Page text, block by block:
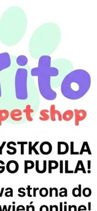
Adres
05-100 Nowy Dwór Mazowiecki
ul. Leśna 2
tel. 503 900 215
Godziny pracy
pon. – piąt. 10.00 – 19.00
sob. 8.00 – 15.00
niedz. zamknięte